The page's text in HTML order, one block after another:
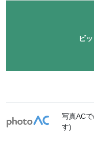
ビ
写真AC
す)